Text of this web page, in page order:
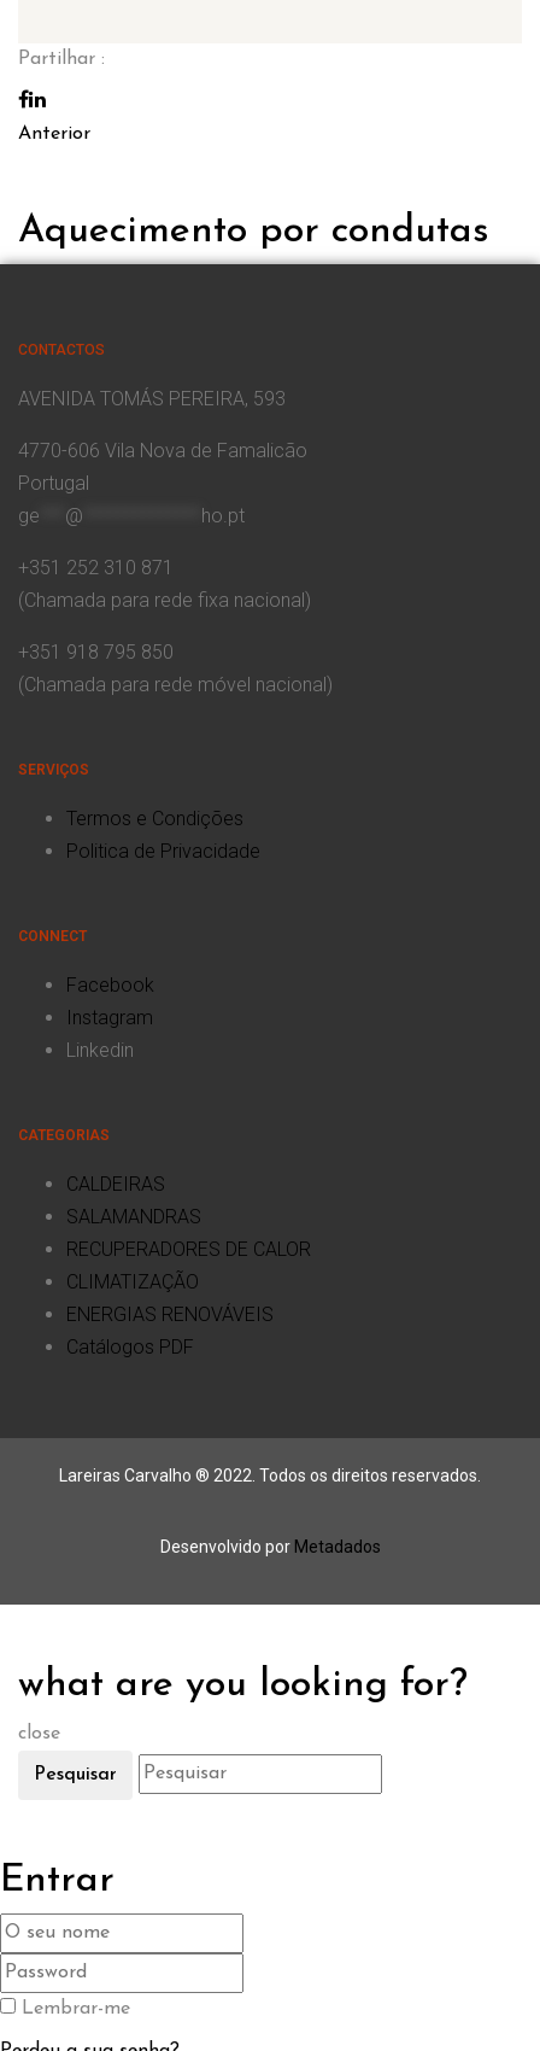
Partilhar :
Anterior
Aquecimento por condutas
CONTACTOS
AVENIDA TOMÁS PEREIRA, 593
4770-606 Vila Nova de Famalicão
Portugal
ge
@ ho.pt
+351 252 310 871
(Chamada para rede fixa nacional)
+351 918 795 850
(Chamada para rede móvel nacional)
SERVIÇOS
Termos e Condições
Politica de Privacidade
CONNECT
Facebook
Instagram
Linkedin
CATEGORIAS
CALDEIRAS
SALAMANDRAS
RECUPERADORES DE CALOR
CLIMATIZAÇÃO
ENERGIAS RENOVÁVEIS
Catálogos PDF
Lareiras Carvalho ® 2022. Todos os direitos reservados.
Desenvolvido por Metadados
what are you looking for?
close
Pesquisar
Entrar
Lembrar-me